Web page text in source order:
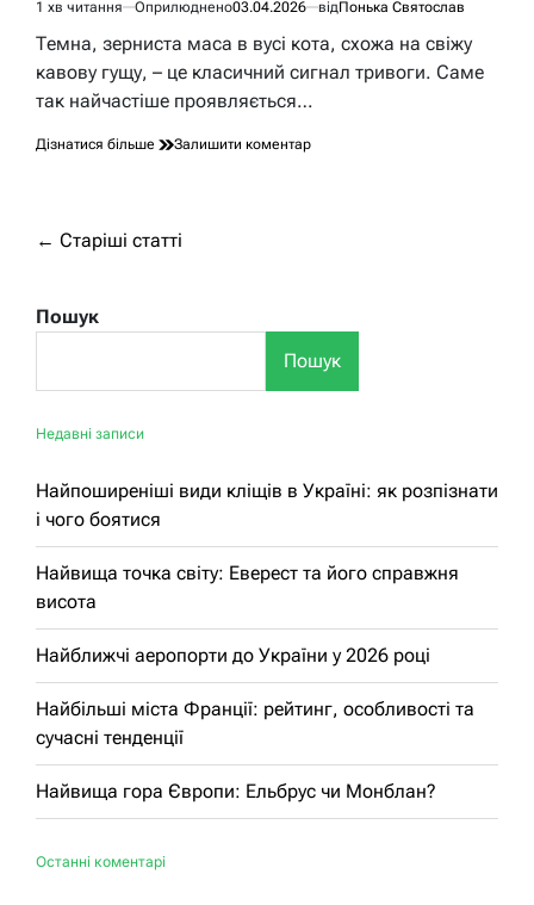
Орієнтовний
час
1 хв читання Оприлюднено03.04.2026 відПонька Святослав
Темна, зерниста маса в вусі кота, схожа на свіжу
кавову гущу, – це класичний сигнал тривоги. Саме
так найчастіше проявляється…
Дізнатися більше Залишити коментардо
чому
його
Навігація
записами
← Старіші статті
Пошук
Пошук
Недавні записи
Найпоширеніші види кліщів в Україні: як розпізнати
і чого боятися
Найвища точка світу: Еверест та його справжня
висота
Найближчі аеропорти до України у 2026 році
Найбільші міста Франції: рейтинг, особливості та
сучасні тенденції
Найвища гора Європи: Ельбрус чи Монблан?
Останні коментарі